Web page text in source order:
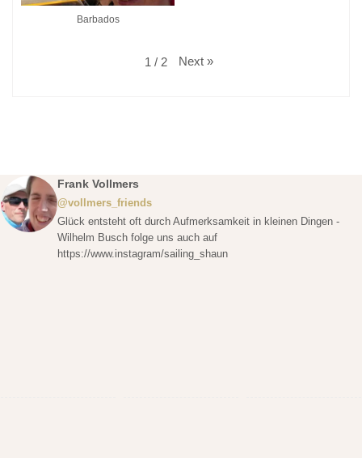
Barbados
1 / 2 Next »
Frank Vollmers
@vollmers_friends
Glück entsteht oft durch Aufmerksamkeit in kleinen Dingen -
Wilhelm Busch folge uns auch auf
https://www.instagram/sailing_shaun